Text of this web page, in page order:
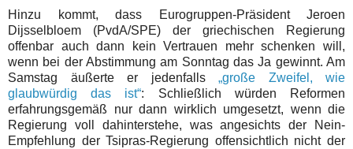
Hinzu kommt, dass Eurogruppen-Präsident Jeroen
Dijsselbloem (PvdA/SPE) der griechischen Regierung
offenbar auch dann kein Vertrauen mehr schenken will,
wenn bei der Abstimmung am Sonntag das Ja gewinnt. Am
Samstag äußerte er jedenfalls „große Zweifel, wie
glaubwürdig das ist“: Schließlich würden Reformen
erfahrungsgemäß nur dann wirklich umgesetzt, wenn die
Regierung voll dahinterstehe, was angesichts der Nein-
Empfehlung der Tsipras-Regierung offensichtlich nicht der